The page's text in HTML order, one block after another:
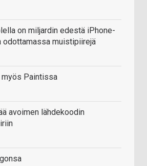
on miljardin edestä iPhone-
odottamassa muistipiirejä
Paintissa
avoimen lähdekoodin